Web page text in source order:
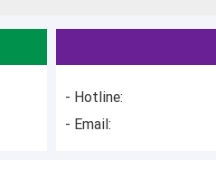
- Hotline:
- Email: